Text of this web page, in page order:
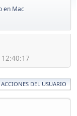
en Mac
12:40:17
ACCIONES DEL USUARIO